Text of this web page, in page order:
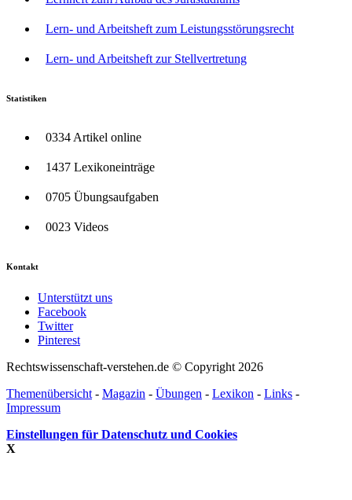
Lern- und Arbeitsheft zum Leistungsstörungsrecht
Lern- und Arbeitsheft zur Stellvertretung
Statistiken
0334 Artikel online
1437 Lexikoneinträge
0705 Übungsaufgaben
0023 Videos
Kontakt
Unterstützt uns
Facebook
Twitter
Pinterest
Rechtswissenschaft-verstehen.de © Copyright 2026
Themenübersicht - Magazin - Übungen - Lexikon - Links -
Impressum
Einstellungen für Datenschutz und Cookies
X